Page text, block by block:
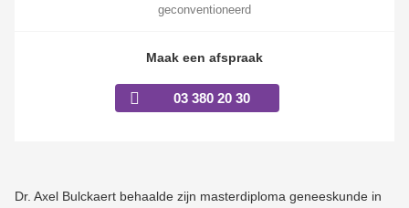
geconventioneerd
Maak een afspraak
03 380 20 30
Dr. Axel Bulckaert behaalde zijn masterdiploma geneeskunde in